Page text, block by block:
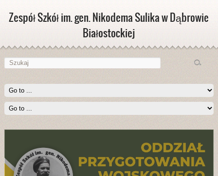
Zespół Szkół im. gen. Nikodema Sulika w Dąbrowie
Białostockiej